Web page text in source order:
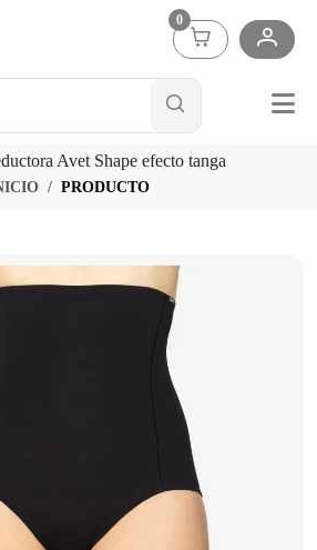
0
Avet Shape efecto tanga
PRODUCTO